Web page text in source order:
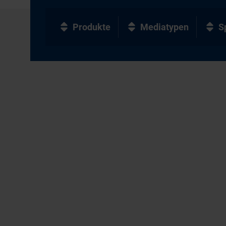
Produkte Mediatypen